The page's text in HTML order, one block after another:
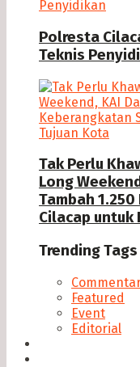
Polresta
Teknis
Tak Perlu
Long
Tambah
Cilacap untuk
Trending Tags
Featured
Event
Editorial